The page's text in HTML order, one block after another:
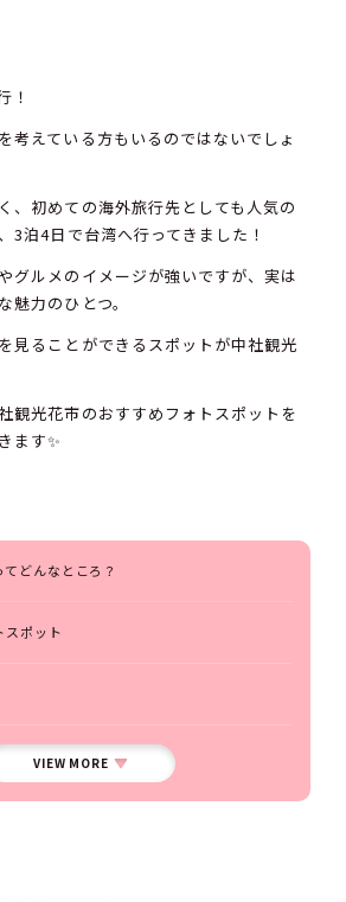
！
考えている方もいるのではないでしょ
、初めての海外旅行先としても人気の
3泊4日で台湾へ行ってきました！
グルメのイメージが強いですが、実は
魅力のひとつ。
見ることができるスポットが中社観光
観光花市のおすすめフォトスポットを
ます✨
どんなところ？
スポット
VIEW MORE